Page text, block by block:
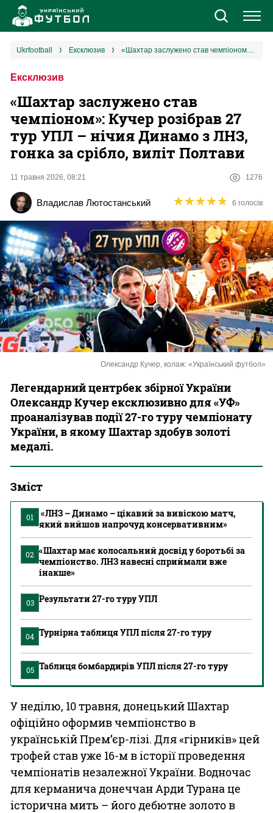
Новини
Єврокубки
УПЛ
2 ліга
Різне
Букмекери
Казино
ukrfootball ексклюзив «Шахтар заслужено став чемпіоном»: Кучер розібрав 27 тур УПЛ – нічия Динамо з ЛНЗ, гонка за срібло, виліт Полтави
Ексклюзив
«Шахтар заслужено став
чемпіоном»: Кучер розібрав 27
тур УПЛ – нічия Динамо з ЛНЗ,
гонка за срібло, виліт Полтави
11 травня 2026, 08:21 1276
Владислав Лютостанський ★★★★★
★★★★★ 6 голосів
Олександр Кучер, колаж: «Український футбол»
Легендарний центрбек збірної України
Олександр Кучер ексклюзивно для «УФ»
проаналізував події 27-го туру чемпіонату
України, в якому Шахтар здобув золоті
медалі.
Зміст
01
«ЛНЗ – Динамо – цікавий за вивіскою матч,
який вийшов напрочуд консервативним»
02 «Шахтар має колосальний досвід у боротьбі за
чемпіонство. ЛНЗ навесні сприймали вже
інакше»
03 Результати 27-го туру УПЛ
04 Турнірна таблиця УПЛ після 27-го туру
05 Таблиця бомбардирів УПЛ після 27-го туру
У неділю, 10 травня, донецький Шахтар
офіційно оформив чемпіонство в
українській Прем’єр-лізі. Для «гірників» цей
трофей став уже 16-м в історії проведення
чемпіонатів незалежної України. Водночас
для керманича донеччан Арди Турана це
історична мить – його дебютне золото в